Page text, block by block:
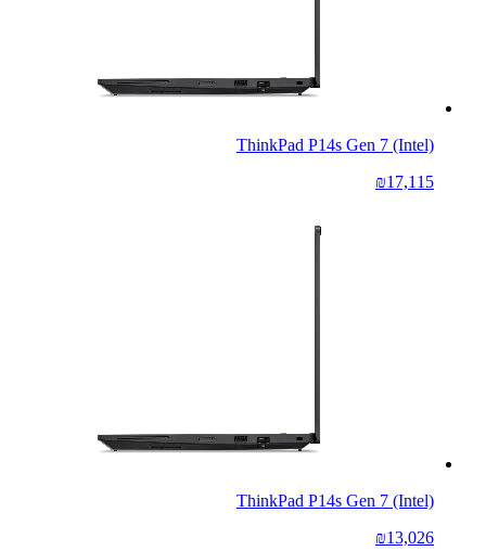
ThinkPad P14s Gen 7 (Intel)
₪17,115
ThinkPad P14s Gen 7 (Intel)
₪13,026